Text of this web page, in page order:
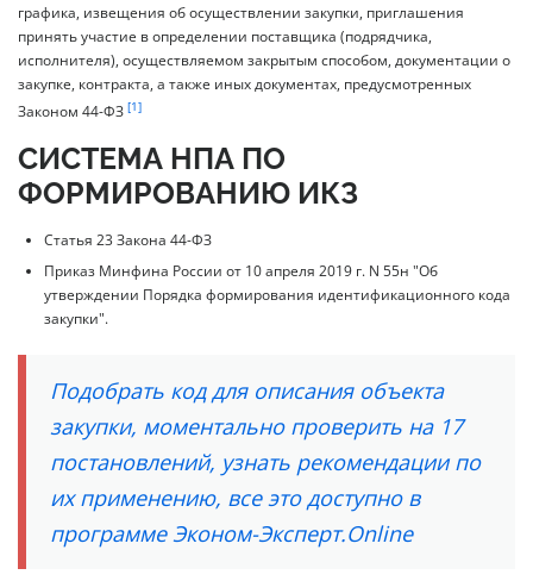
графика, извещения об осуществлении закупки, приглашения
принять участие в определении поставщика (подрядчика,
исполнителя), осуществляемом закрытым способом, документации о
закупке, контракта, а также иных документах, предусмотренных
Законом 44-ФЗ [1]
СИСТЕМА НПА ПО
ФОРМИРОВАНИЮ ИКЗ
Статья 23 Закона 44-ФЗ
Приказ Минфина России от 10 апреля 2019 г. N 55н "Об
утверждении Порядка формирования идентификационного кода
закупки".
Подобрать код для описания объекта
закупки, моментально проверить на 17
постановлений, узнать рекомендации по
их применению, все это доступно в
программе Эконом-Эксперт.Online